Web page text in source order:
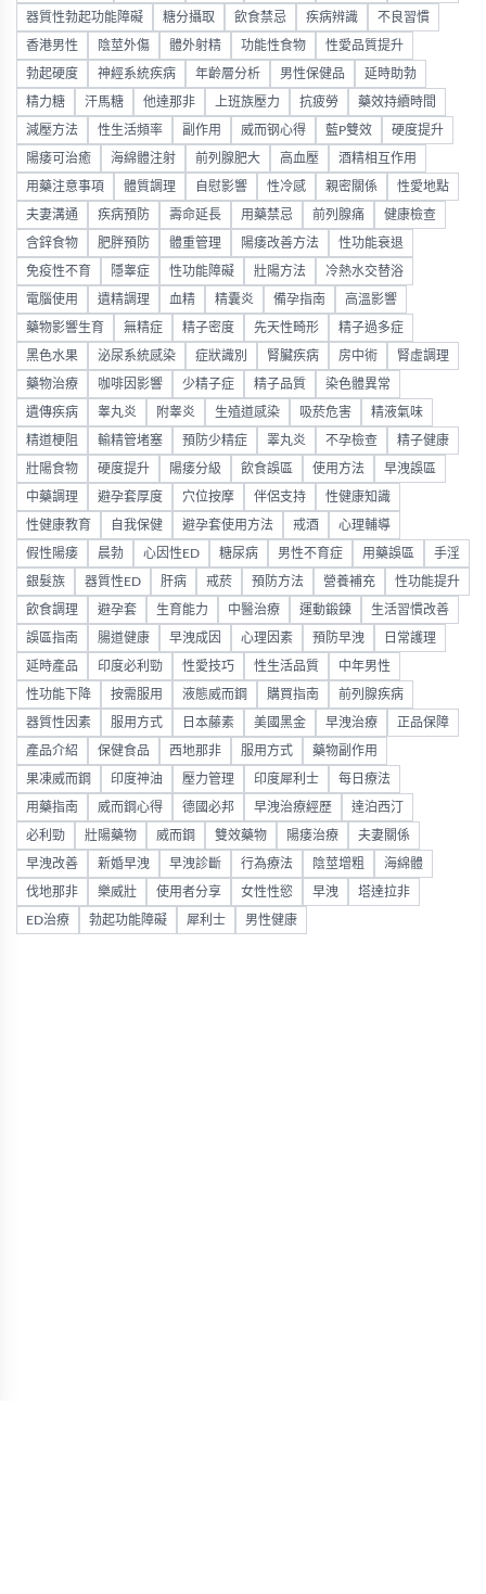
器質性勃起功能障礙 糖分攝取 飲食禁忌 疾病辨識 不良習慣
香港男性 陰莖外傷 體外射精 功能性食物 性愛品質提升
勃起硬度 神經系統疾病 年齡層分析 男性保健品 延時助勃
精力糖 汗馬糖 他達那非 上班族壓力 抗疲勞 藥效持續時間
減壓方法 性生活頻率 副作用 威而钢心得 藍P雙效 硬度提升
陽痿可治癒 海綿體注射 前列腺肥大 高血壓 酒精相互作用
用藥注意事項 體質調理 自慰影響 性冷感 親密關係 性愛地點
夫妻溝通 疾病預防 壽命延長 用藥禁忌 前列腺痛 健康檢查
含鋅食物 肥胖預防 體重管理 陽痿改善方法 性功能衰退
免疫性不育 隱睾症 性功能障礙 壯陽方法 冷熱水交替浴
電腦使用 遺精調理 血精 精囊炎 備孕指南 高溫影響
藥物影響生育 無精症 精子密度 先天性畸形 精子過多症
黑色水果 泌尿系統感染 症狀識別 腎臟疾病 房中術 腎虛調理
藥物治療 咖啡因影響 少精子症 精子品質 染色體異常
遺傳疾病 睾丸炎 附睾炎 生殖道感染 吸菸危害 精液氣味
精道梗阻 輸精管堵塞 預防少精症 睪丸炎 不孕檢查 精子健康
壯陽食物 硬度提升 陽痿分級 飲食誤區 使用方法 早洩誤區
中藥調理 避孕套厚度 穴位按摩 伴侶支持 性健康知識
性健康教育 自我保健 避孕套使用方法 戒酒 心理輔導
假性陽痿 晨勃 心因性ED 糖尿病 男性不育症 用藥誤區 手淫
銀髮族 器質性ED 肝病 戒菸 預防方法 營養補充 性功能提升
飲食調理 避孕套 生育能力 中醫治療 運動鍛鍊 生活習慣改善
誤區指南 腸道健康 早洩成因 心理因素 預防早洩 日常護理
延時產品 印度必利勁 性愛技巧 性生活品質 中年男性
性功能下降 按需服用 液態威而鋼 購買指南 前列腺疾病
器質性因素 服用方式 日本藤素 美國黑金 早洩治療 正品保障
產品介紹 保健食品 西地那非 服用方式 藥物副作用
果凍威而鋼 印度神油 壓力管理 印度犀利士 每日療法
用藥指南 威而鋼心得 德國必邦 早洩治療經歷 達泊西汀
必利勁 壯陽藥物 威而鋼 雙效藥物 陽痿治療 夫妻關係
早洩改善 新婚早洩 早洩診斷 行為療法 陰莖增粗 海綿體
伐地那非 樂威壯 使用者分享 女性性慾 早洩 塔達拉非
ED治療 勃起功能障礙 犀利士 男性健康